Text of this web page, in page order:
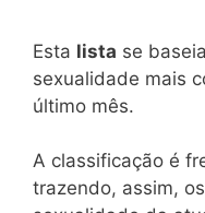
Esta lista se
sexualidade mais
último mês.
A classificação é
trazendo, assim,